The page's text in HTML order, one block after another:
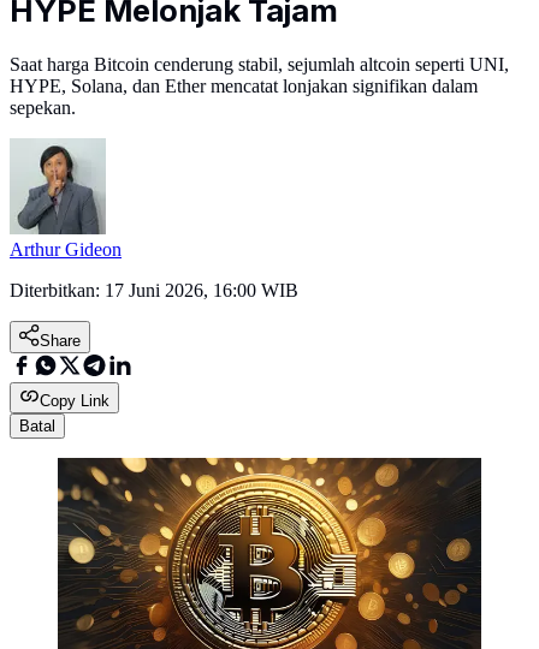
HYPE Melonjak Tajam
Saat harga Bitcoin cenderung stabil, sejumlah altcoin seperti UNI,
HYPE, Solana, dan Ether mencatat lonjakan signifikan dalam
sepekan.
Arthur Gideon
Diterbitkan: 17 Juni 2026, 16:00 WIB
Share
Copy Link
Batal